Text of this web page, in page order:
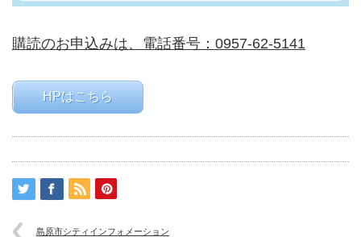
購読のお申込みは、電話番号：0957-62-5141
HPはこちら
島原市シティインフォメーション